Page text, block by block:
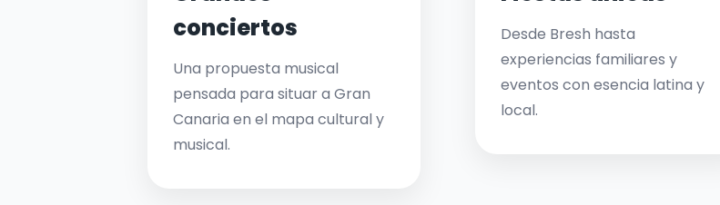
conciertos
Una propuesta musical
pensada para situar a Gran
Canaria en el mapa cultural y
musical.
Desde Bresh hasta
experiencias familiares y
eventos con esencia latina y
local.